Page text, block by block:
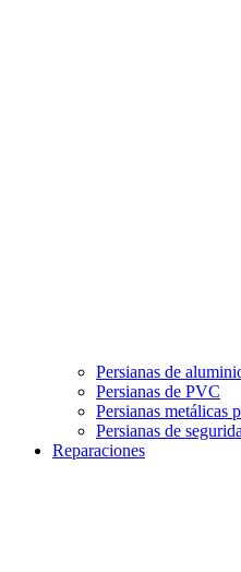
Persianas de
Persianas de PVC
Persianas metálicas
Persianas de
Reparaciones